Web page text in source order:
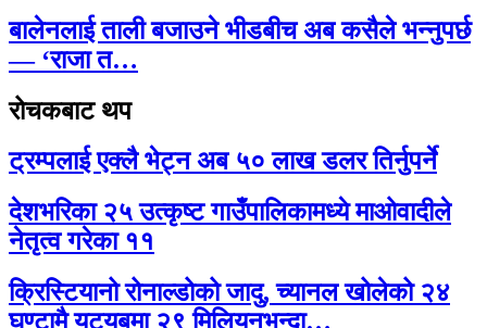
बालेनलाई ताली बजाउने भीडबीच अब कसैले भन्नुपर्छ
— ‘राजा त…
रोचकबाट थप
ट्रम्पलाई एक्लै भेट्न अब ५० लाख डलर तिर्नुपर्ने
देशभरिका २५ उत्कृष्ट गाउँपालिकामध्ये माओवादीले
नेतृत्व गरेका ११
क्रिस्टियानो रोनाल्डोको जादु, च्यानल खोलेको २४
घण्टामै युट्युबमा २९ मिलियनभन्दा…